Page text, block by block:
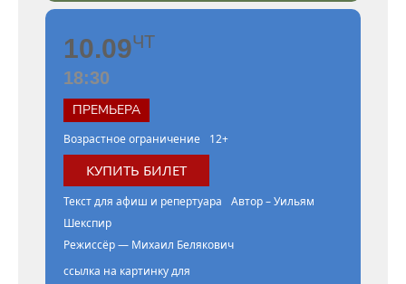
10.09ЧТ
18:30
ПРЕМЬЕРА
Возрастное ограничение 12+
КУПИТЬ БИЛЕТ
Текст для афиш и репертуара
Автор – Уильям
Шекспир
Режиссёр — Михаил Белякович
ссылка на картинку для